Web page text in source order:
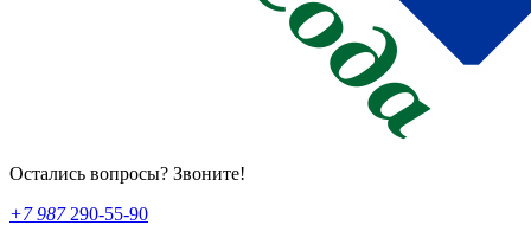
Остались вопросы? Звоните!
+7 987290-55-90